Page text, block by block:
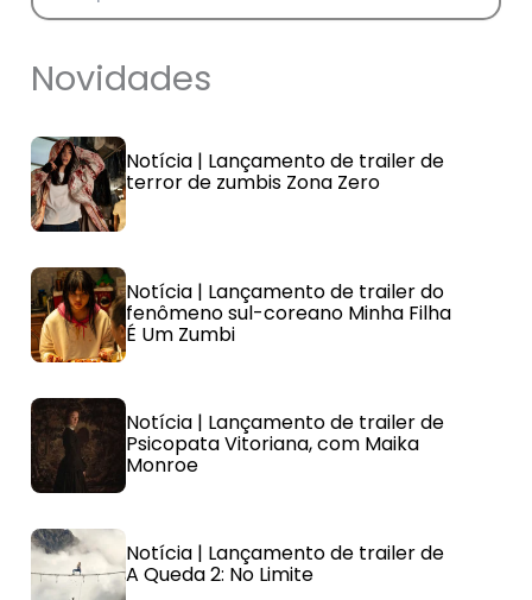
Novidades
Notícia | Lançamento de trailer de
terror de zumbis Zona Zero
Notícia | Lançamento de trailer do
fenômeno sul-coreano Minha Filha
É Um Zumbi
Notícia | Lançamento de trailer de
Psicopata Vitoriana, com Maika
Monroe
Notícia | Lançamento de trailer de
A Queda 2: No Limite